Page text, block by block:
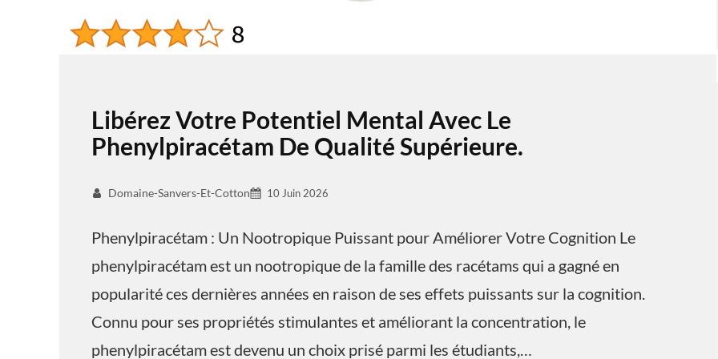
Libérez Votre Potentiel Mental Avec Le
Phenylpiracétam De Qualité Supérieure.
Domaine-Sanvers-Et-Cotton 10 Juin 2026
Phenylpiracétam : Un Nootropique Puissant pour Améliorer Votre Cognition Le
phenylpiracétam est un nootropique de la famille des racétams qui a gagné en
popularité ces dernières années en raison de ses effets puissants sur la cognition.
Connu pour ses propriétés stimulantes et améliorant la concentration, le
phenylpiracétam est devenu un choix prisé parmi les étudiants,…